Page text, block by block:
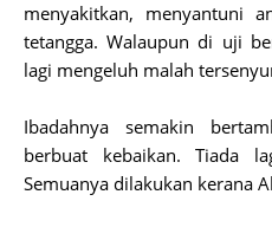
menyakitkan, menyantuni
tetangga. Walaupun di uji
lagi mengeluh malah
Ibadahnya semakin
berbuat kebaikan. Tiada
Semuanya dilakukan kerana